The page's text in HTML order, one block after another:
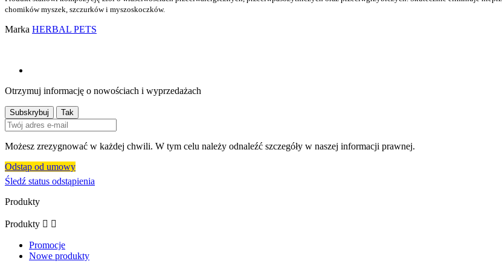
chomików myszek, szczurków i myszoskoczków.
Marka HERBAL PETS
Otrzymuj informację o nowościach i wyprzedażach
Możesz zrezygnować w każdej chwili. W tym celu należy odnaleźć szczegóły w naszej informacji prawnej.
Odstąp od umowy
Śledź status odstąpienia
Produkty
Produkty  
Promocje
Nowe produkty